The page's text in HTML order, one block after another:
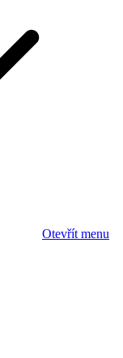
Otevřít menu